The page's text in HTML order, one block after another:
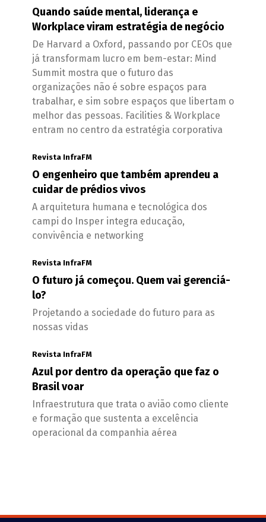
Quando saúde mental, liderança e
Workplace viram estratégia de negócio
De Harvard a Oxford, passando por CEOs que
já transformam lucro em bem-estar: Mind
Summit mostra que o futuro das
organizações não é sobre espaços para
trabalhar, e sim sobre espaços que libertam o
melhor das pessoas. Facilities & Workplace
entram no centro da estratégia corporativa
Revista InfraFM
O engenheiro que também aprendeu a
cuidar de prédios vivos
A arquitetura humana e tecnológica dos
campi do Insper integra educação,
convivência e networking
Revista InfraFM
O futuro já começou. Quem vai gerenciá-
lo?
Projetando a sociedade do futuro para as
nossas vidas
Revista InfraFM
Azul por dentro da operação que faz o
Brasil voar
Infraestrutura que trata o avião como cliente
e formação que sustenta a excelência
operacional da companhia aérea